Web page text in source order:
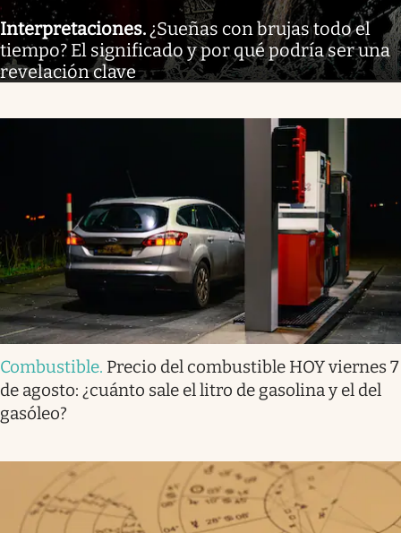
Interpretaciones. ¿Sueñas con brujas todo el
tiempo? El significado y por qué podría ser una
revelación clave
Combustible. Precio del combustible HOY viernes 7
de agosto: ¿cuánto sale el litro de gasolina y el del
gasóleo?